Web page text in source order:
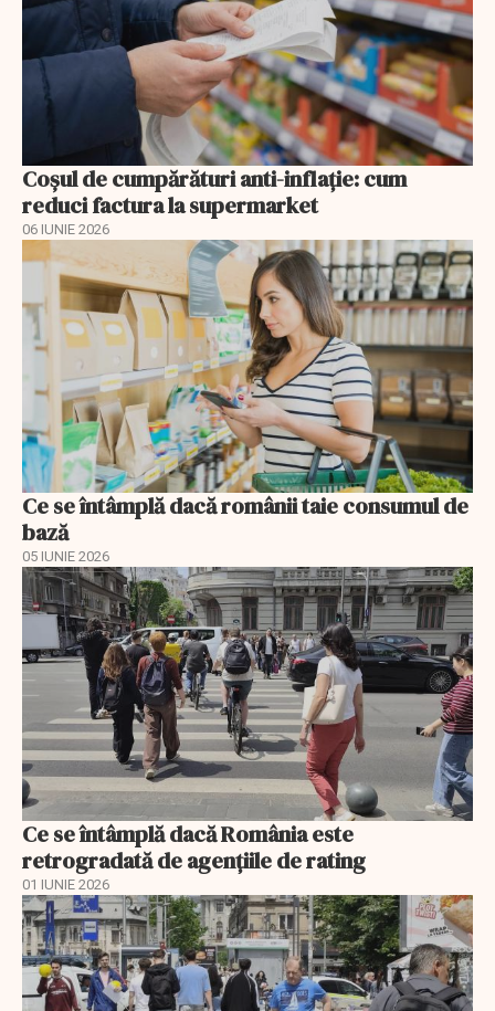
Coșul de cumpărături anti-inflație: cum
reduci factura la supermarket
06 IUNIE 2026
Ce se întâmplă dacă românii taie consumul de
bază
05 IUNIE 2026
Ce se întâmplă dacă România este
retrogradată de agențiile de rating
01 IUNIE 2026